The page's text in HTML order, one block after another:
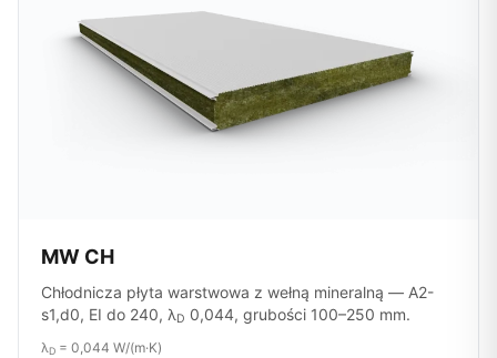
MW CH
Chłodnicza płyta warstwowa z wełną mineralną — A2-
s1,d0, EI do 240, λD 0,044, grubości 100–250 mm.
λD = 0,044 W/(m·K)